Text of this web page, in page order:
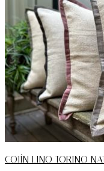
COJÍN LINO TORINO